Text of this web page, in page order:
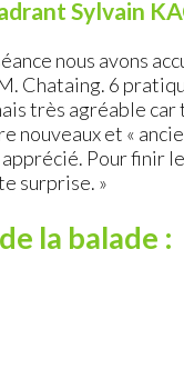
Sylvain
nous avons
Chataing. 6
très agréable
nouveaux et «
Pour finir
surprise. »
la balade :